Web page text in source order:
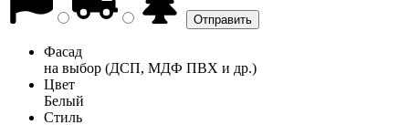
Фасад
на выбор (ДСП, МДФ ПВХ и др.)
Цвет
Белый
Стиль